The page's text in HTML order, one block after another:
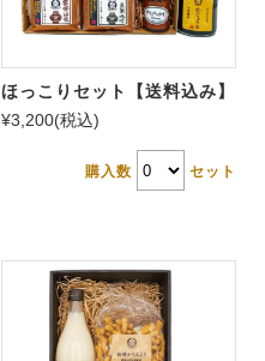
ほっこりセット【送料込み】
¥3,200(税込)
購入数 セット